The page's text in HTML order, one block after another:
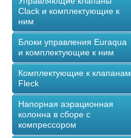
Clack и комплектующие к
ним
Блоки управления Euraqua
и комплектующие к ним
Комплектующие к клапанам
Fleck
Напорная аэрационная
колонна в сборе с
компрессором